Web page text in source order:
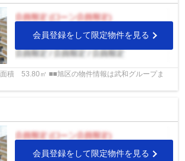
会員登録をして限定物件を見る
積 53.80㎡ ■■旭区の物件情報は武和グループま
会員登録をして限定物件を見る